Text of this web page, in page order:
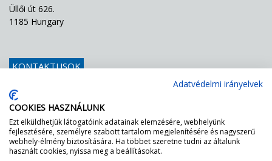
Üllői út 626.
1185 Hungary
KONTAKTUSOK
E-mail
AZ FF – NEK ZÖLDEN VILÁGÍT A LÁMPA!
Egyszerűen tessék rákérdezni a mi
Adatvédelmi irányelvek
COOKIES HASZNÁLUNK
Ezt elküldhetjük látogatóink adatainak elemzésére, webhelyünk
fejlesztésére, személyre szabott tartalom megjelenítésére és nagyszerű
webhely-élmény biztosítására. Ha többet szeretne tudni az általunk
használt cookies, nyissa meg a beállításokat.